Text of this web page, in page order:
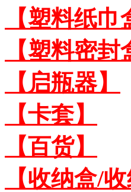
【塑料纸巾
【塑料密封
【启瓶器】
【卡套】
【百货】
【收纳盒/收